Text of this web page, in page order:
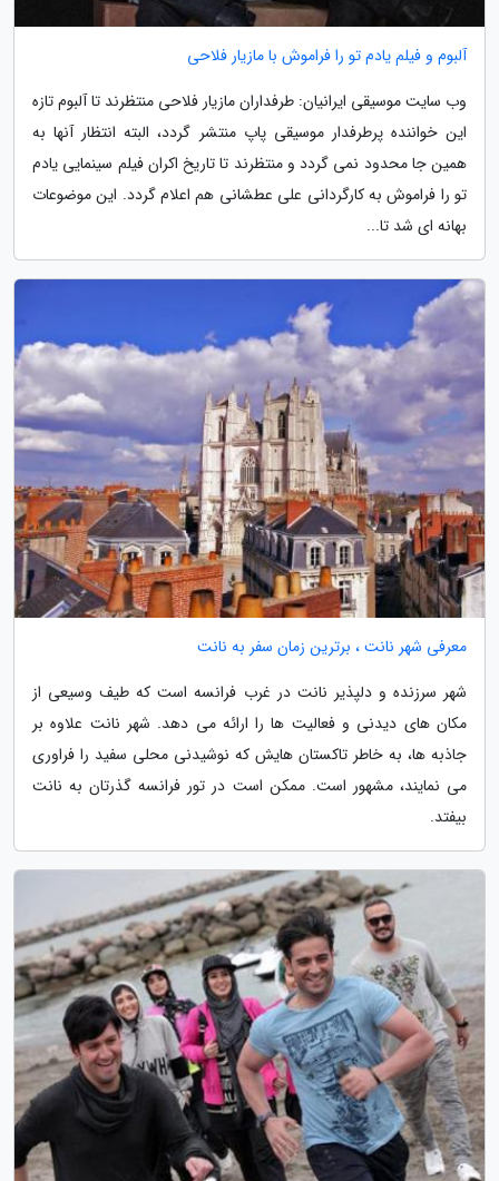
آلبوم و فیلم یادم تو را فراموش با مازیار فلاحی
وب سایت موسیقی ایرانیان: طرفداران مازیار فلاحی منتظرند تا آلبوم تازه
این خواننده پرطرفدار موسیقی پاپ منتشر گردد، البته انتظار آنها به
همین جا محدود نمی گردد و منتظرند تا تاریخ اکران فیلم سینمایی یادم
تو را فراموش به کارگردانی علی عطشانی هم اعلام گردد. این موضوعات
بهانه ای شد تا...
معرفی شهر نانت ، برترین زمان سفر به نانت
شهر سرزنده و دلپذیر نانت در غرب فرانسه است که طیف وسیعی از
مکان های دیدنی و فعالیت ها را ارائه می دهد. شهر نانت علاوه بر
جاذبه ها، به خاطر تاکستان هایش که نوشیدنی محلی سفید را فراوری
می نمایند، مشهور است. ممکن است در تور فرانسه گذرتان به نانت
بیفتد.